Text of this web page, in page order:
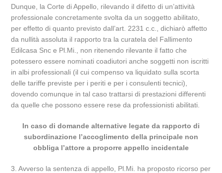
Dunque, la Corte di Appello, rilevando il difetto di un’attività
professionale concretamente svolta da un soggetto abilitato,
per effetto di quanto previsto dall’art. 2231 c.c., dichiarò affetto
da nullità assoluta il rapporto tra la curatela del Fallimento
Edilcasa Snc e Pl.Mi., non ritenendo rilevante il fatto che
potessero essere nominati coadiutori anche soggetti non iscritti
in albi professionali (il cui compenso va liquidato sulla scorta
delle tariffe previste per i periti e per i consulenti tecnici),
dovendo comunque in tal caso trattarsi di prestazioni differenti
da quelle che possono essere rese da professionisti abilitati.
In caso di domande alternative legate da rapporto di
subordinazione l’accoglimento della principale non
obbliga l’attore a proporre appello incidentale
3. Avverso la sentenza di appello, Pl.Mi. ha proposto ricorso per